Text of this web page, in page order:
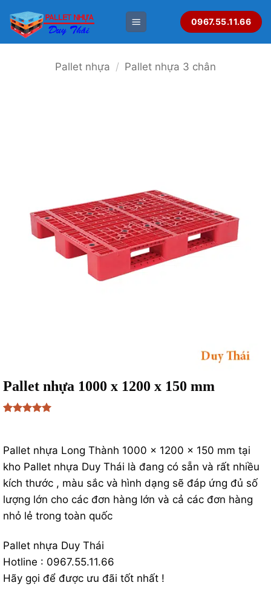
qua
0967.55.11.66
Pallet nhựa / Pallet nhựa 3 chân
Pallet nhựa 1000 x 1200 x 150 mm
Pallet nhựa Long Thành 1000 x 1200 x 150 mm tại
kho Pallet nhựa Duy Thái là đang có sẵn và rất nhiều
kích thước , màu sắc và hình dạng sẽ đáp ứng đủ số
lượng lớn cho các đơn hàng lớn và cả các đơn hàng
nhỏ lẻ trong toàn quốc
Pallet nhựa Duy Thái
Hotline : 0967.55.11.66
Hãy gọi để được ưu đãi tốt nhất !